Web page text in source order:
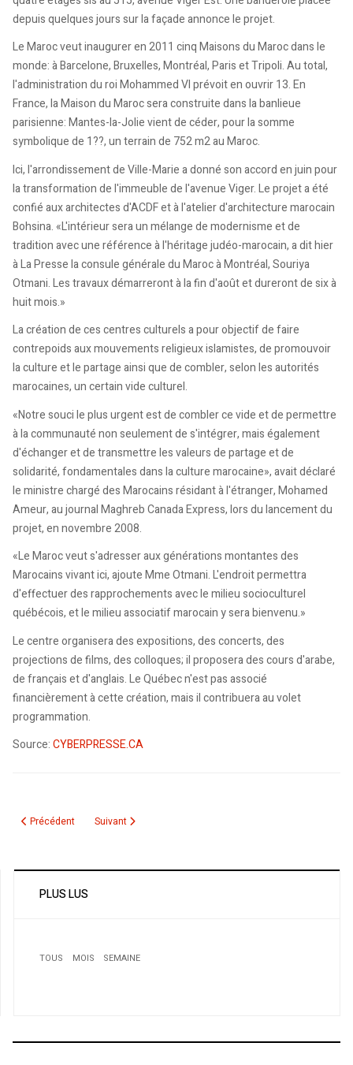
depuis quelques jours sur la façade annonce le projet.
Le Maroc veut inaugurer en 2011 cinq Maisons du Maroc dans le
monde: à Barcelone, Bruxelles, Montréal, Paris et Tripoli. Au total,
l'administration du roi Mohammed VI prévoit en ouvrir 13. En
France, la Maison du Maroc sera construite dans la banlieue
parisienne: Mantes-la-Jolie vient de céder, pour la somme
symbolique de 1??, un terrain de 752 m2 au Maroc.
Ici, l'arrondissement de Ville-Marie a donné son accord en juin pour
la transformation de l'immeuble de l'avenue Viger. Le projet a été
confié aux architectes d'ACDF et à l'atelier d'architecture marocain
Bohsina. «L'intérieur sera un mélange de modernisme et de
tradition avec une référence à l'héritage judéo-marocain, a dit hier
à La Presse la consule générale du Maroc à Montréal, Souriya
Otmani. Les travaux démarreront à la fin d'août et dureront de six à
huit mois.»
La création de ces centres culturels a pour objectif de faire
contrepoids aux mouvements religieux islamistes, de promouvoir
la culture et le partage ainsi que de combler, selon les autorités
marocaines, un certain vide culturel.
«Notre souci le plus urgent est de combler ce vide et de permettre
à la communauté non seulement de s'intégrer, mais également
d'échanger et de transmettre les valeurs de partage et de
solidarité, fondamentales dans la culture marocaine», avait déclaré
le ministre chargé des Marocains résidant à l'étranger, Mohamed
Ameur, au journal Maghreb Canada Express, lors du lancement du
projet, en novembre 2008.
«Le Maroc veut s'adresser aux générations montantes des
Marocains vivant ici, ajoute Mme Otmani. L'endroit permettra
d'effectuer des rapprochements avec le milieu socioculturel
québécois, et le milieu associatif marocain y sera bienvenu.»
Le centre organisera des expositions, des concerts, des
projections de films, des colloques; il proposera des cours d'arabe,
de français et d'anglais. Le Québec n'est pas associé
financièrement à cette création, mais il contribuera au volet
programmation.
Source:CYBERPRESSE.CA
Article précédent : Exclusion de l'Egypte du salon du livre. Des
Précédent Article suivant : Décès de l'écrivain Tahar Ouettar
Suivant
PLUS LUS
TOUS MOIS SEMAINE